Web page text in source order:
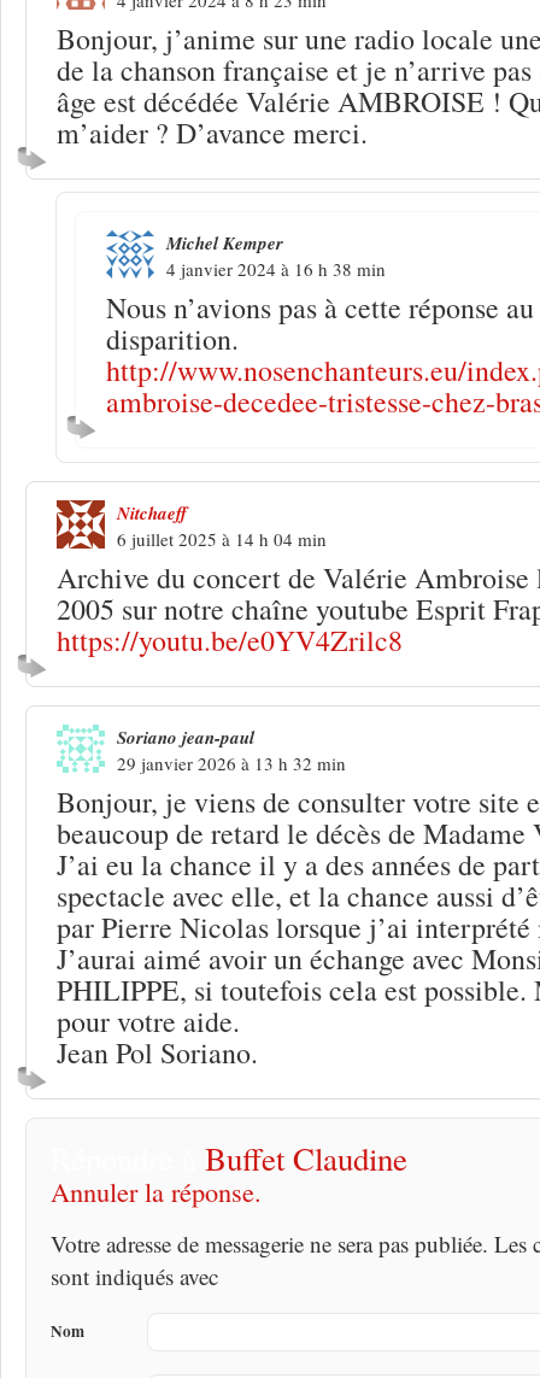
Bonjour, j’anime sur une radio locale
de la chanson française et je n’arrive
âge est décédée Valérie AMBROISE !
m’aider ? D’avance merci.
Michel Kemper
4 janvier 2024 à 16 h 38 min
Nous n’avions pas à cette réponse
disparition.
http://www.nosenchanteurs.eu/
ambroise-decedee-tristesse-chez-
Nitchaeff
6 juillet 2025 à 14 h 04 min
Archive du concert de Valérie Ambroise
2005 sur notre chaîne youtube Esprit
https://youtu.be/e0YV4Zrilc8
Soriano jean-paul
29 janvier 2026 à 13 h 32 min
Bonjour, je viens de consulter votre site
beaucoup de retard le décès de
J’ai eu la chance il y a des années de
spectacle avec elle, et la chance aussi
par Pierre Nicolas lorsque j’ai interprété
J’aurai aimé avoir un échange avec
PHILIPPE, si toutefois cela est possible.
pour votre aide.
Jean Pol Soriano.
Buffet Claudine
Annuler la réponse.
Votre adresse de messagerie ne sera pas publiée.
sont indiqués avec
Nom